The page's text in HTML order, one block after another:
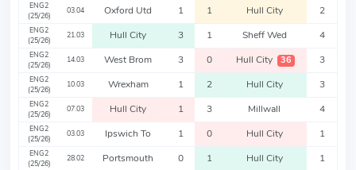
ENG2
(25/26)
03.04 Oxford Utd 1 1 Hull City 2
ENG2
(25/26)
21.03 Hull City 3 1 Sheff Wed 4
ENG2
(25/26)
14.03 West Brom 3 0 Hull City 36 3
ENG2
(25/26)
10.03 Wrexham 1 2 Hull City 3
ENG2
(25/26)
07.03 Hull City 1 3 Millwall 4
ENG2
(25/26)
03.03 Ipswich To 1 0 Hull City 1
ENG2
(25/26)
28.02 Portsmouth 0 1 Hull City 1